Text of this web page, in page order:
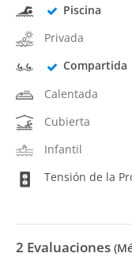
Piscina
Privada
Compartida
Calentada
Cubierta
Infantil
Tensión de la
2 Evaluaciones